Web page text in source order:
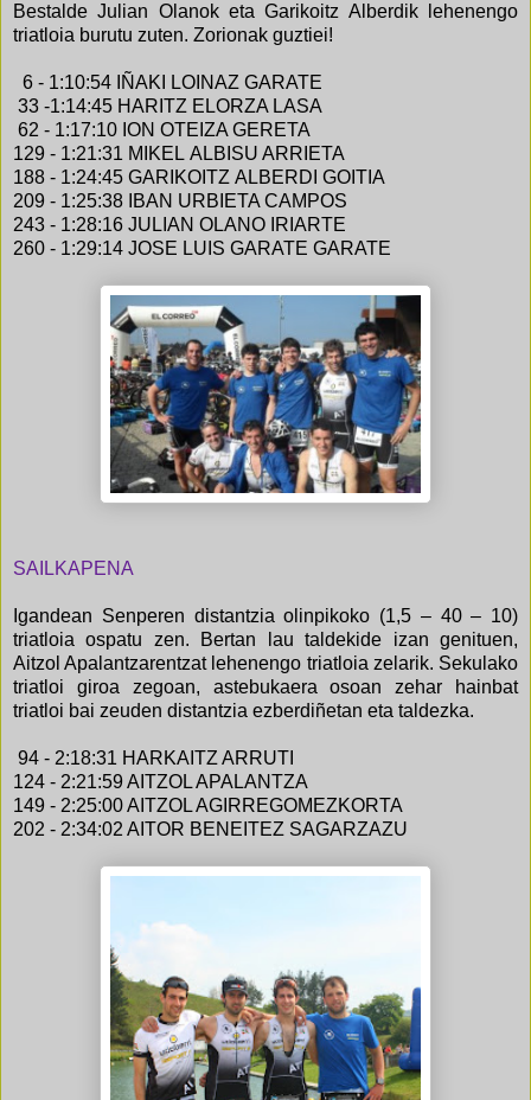
Bestalde Julian Olanok eta Garikoitz Alberdik lehenengo
triatloia burutu zuten. Zorionak guztiei!
6 - 1:10:54 IÑAKI LOINAZ GARATE
33 -1:14:45 HARITZ ELORZA LASA
62 - 1:17:10 ION OTEIZA GERETA
129 - 1:21:31 MIKEL ALBISU ARRIETA
188 - 1:24:45 GARIKOITZ ALBERDI GOITIA
209 - 1:25:38 IBAN URBIETA CAMPOS
243 - 1:28:16 JULIAN OLANO IRIARTE
260 - 1:29:14 JOSE LUIS GARATE GARATE
SAILKAPENA
Igandean Senperen distantzia olinpikoko (1,5 – 40 – 10)
triatloia ospatu zen. Bertan lau taldekide izan genituen,
Aitzol Apalantzarentzat lehenengo triatloia zelarik. Sekulako
triatloi giroa zegoan, astebukaera osoan zehar hainbat
triatloi bai zeuden distantzia ezberdiñetan eta taldezka.
94 - 2:18:31 HARKAITZ ARRUTI
124 - 2:21:59 AITZOL APALANTZA
149 - 2:25:00 AITZOL AGIRREGOMEZKORTA
202 - 2:34:02 AITOR BENEITEZ SAGARZAZU